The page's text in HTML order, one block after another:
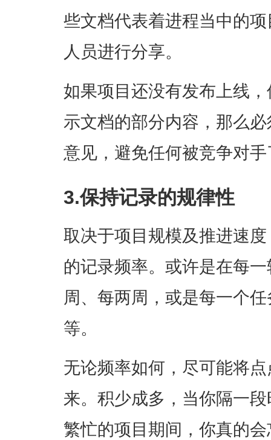
些文档代表着进程当中的
人员进行分享。
如果项目还没有发布上线
示文档的部分内容，那么
意见，避免任何被竞争对
3.保持记录的规律性
取决于项目规模及推进速
的记录频率。或许是在每
周、每两周，或是每一个
等。
无论频率如何，尽可能将
来。积少成多，当你隔一
繁忙的项目期间，你真的